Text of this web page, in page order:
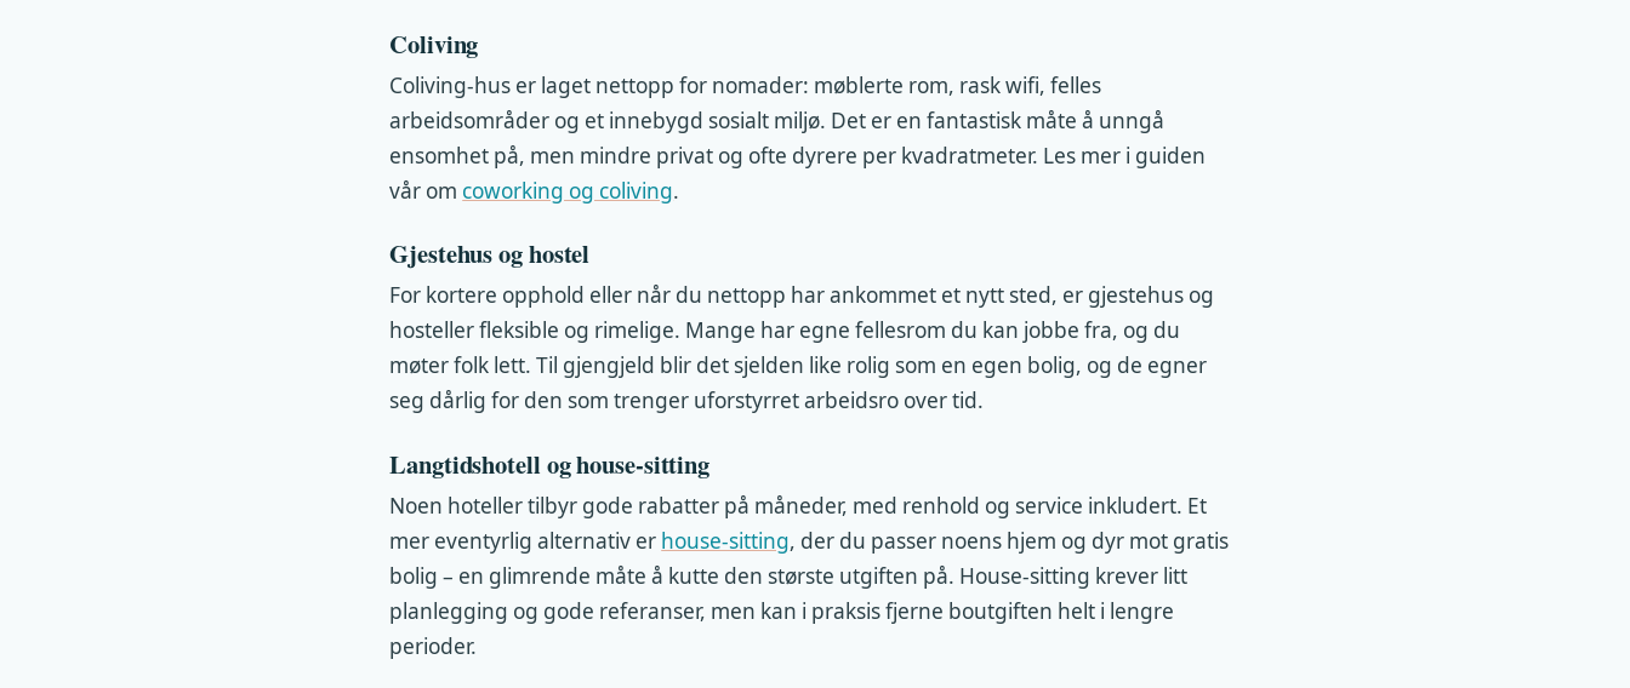
Coliving
Coliving-hus er laget nettopp for nomader: møblerte rom, rask wifi, felles
arbeidsområder og et innebygd sosialt miljø. Det er en fantastisk måte å unngå
ensomhet på, men mindre privat og ofte dyrere per kvadratmeter. Les mer i guiden
vår om coworking og coliving.
Gjestehus og hostel
For kortere opphold eller når du nettopp har ankommet et nytt sted, er gjestehus og
hosteller fleksible og rimelige. Mange har egne fellesrom du kan jobbe fra, og du
møter folk lett. Til gjengjeld blir det sjelden like rolig som en egen bolig, og de egner
seg dårlig for den som trenger uforstyrret arbeidsro over tid.
Langtidshotell og house-sitting
Noen hoteller tilbyr gode rabatter på måneder, med renhold og service inkludert. Et
mer eventyrlig alternativ er house-sitting, der du passer noens hjem og dyr mot gratis
bolig – en glimrende måte å kutte den største utgiften på. House-sitting krever litt
planlegging og gode referanser, men kan i praksis fjerne boutgiften helt i lengre
perioder.